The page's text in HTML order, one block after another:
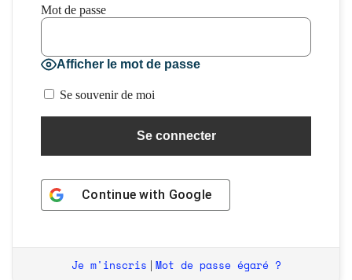
Mot de passe
Afficher le mot de passe
Se souvenir de moi
Continue with Google
Je m'inscris | Mot de passe égaré ?